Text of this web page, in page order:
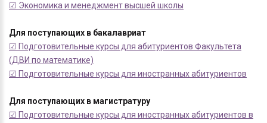
☑ Экономика и менеджмент высшей школы
Для поступающих в бакалавриат
☑ Подготовительные курсы для абитуриентов Факультета
(ДВИ по математике)
☑ Подготовительные курсы для иностранных абитуриентов
Для поступающих в магистратуру
☑ Подготовительные курсы для иностранных абитуриентов в